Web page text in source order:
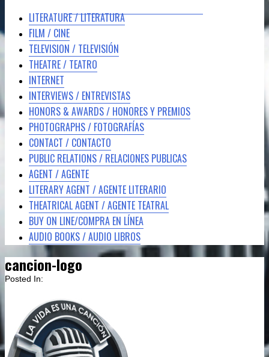
LITERATURE / LITERATURA
FILM / CINE
TELEVISION / TELEVISIÓN
THEATRE / TEATRO
INTERNET
INTERVIEWS / ENTREVISTAS
HONORS & AWARDS / HONORES Y PREMIOS
PHOTOGRAPHS / FOTOGRAFÍAS
CONTACT / CONTACTO
PUBLIC RELATIONS / RELACIONES PUBLICAS
AGENT / AGENTE
LITERARY AGENT / AGENTE LITERARIO
THEATRICAL AGENT / AGENTE TEATRAL
BUY ON LINE/COMPRA EN LÍNEA
AUDIO BOOKS / AUDIO LIBROS
cancion-logo
Posted In: